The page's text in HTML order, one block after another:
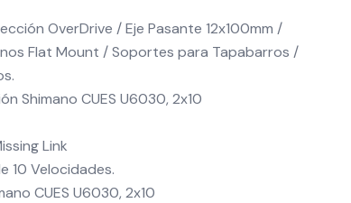
OverDrive / Eje Pasante 12x100mm /
Flat Mount / Soportes para Tapabarros /
Shimano CUES U6030, 2x10
Link
10 Velocidades.
CUES U6030, 2x10